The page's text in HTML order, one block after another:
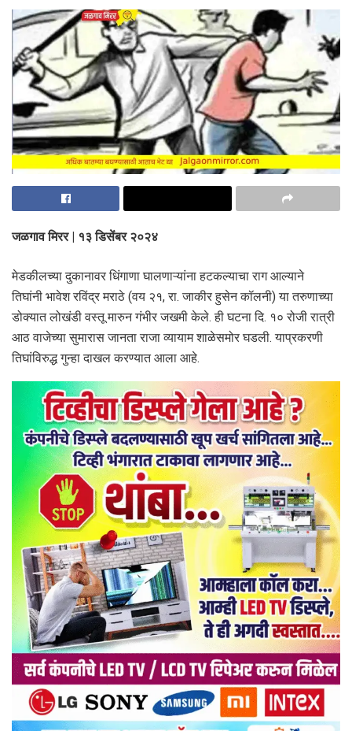
जळगाव मिरर | १३ डिसेंबर २०२४
मेडकीलच्या दुकानावर धिंगाणा घालणाऱ्यांना हटकल्याचा राग आल्याने
तिघांनी भावेश रविंद्र मराठे (वय २१, रा. जाकीर हुसेन कॉलनी) या तरुणाच्या
डोक्यात लोखंडी वस्तू मारुन गंभीर जखमी केले. ही घटना दि. १० रोजी रात्री
आठ वाजेच्या सुमारास जानता राजा व्यायाम शाळेसमोर घडली. याप्रकरणी
तिघांविरुद्ध गुन्हा दाखल करण्यात आला आहे.